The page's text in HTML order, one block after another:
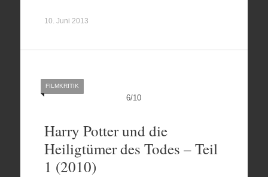
10. Juni 2013
6/10
FILMKRITIK
Harry Potter und die
Heiligtümer des Todes – Teil
1 (2010)